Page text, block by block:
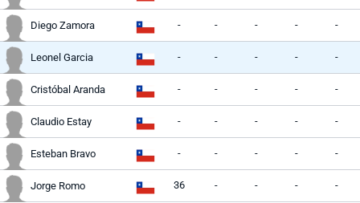
Diego Zamora - - - - -
Leonel Garcia - - - - -
Cristóbal Aranda - - - - -
Claudio Estay - - - - -
Esteban Bravo - - - - -
Jorge Romo 36 - - - -